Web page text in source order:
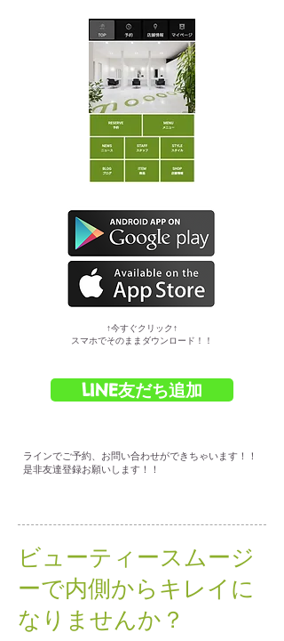
​↑今すぐクリック↑
スマホでそのままダウンロード！！
LINE友だち追加
ラインでご予約、お問い合わせができちゃいます！！
是非友達登録お願いします！！
ビューティースムージ
ーで内側からキレイに
なりませんか？